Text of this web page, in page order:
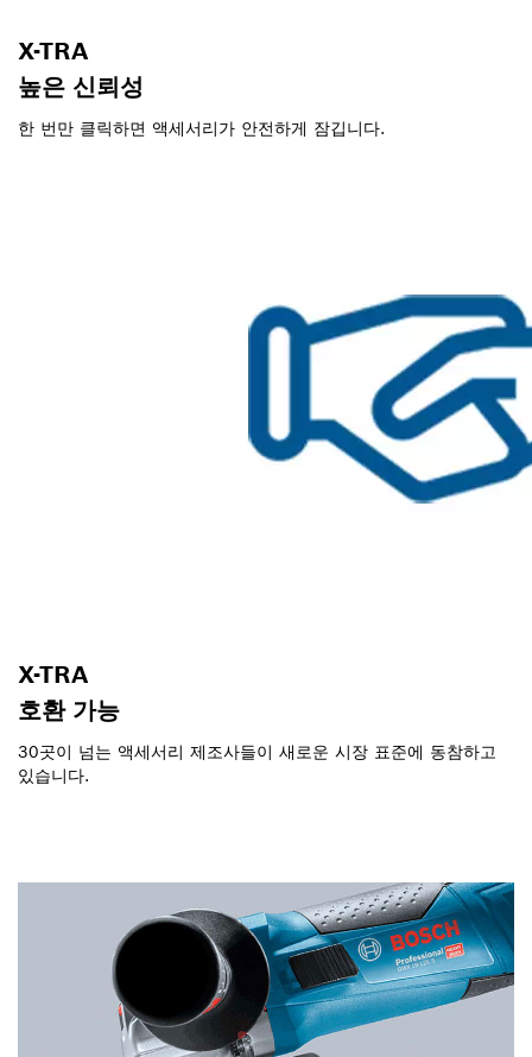
X-TRA
높은 신뢰성
한 번만 클릭하면 액세서리가 안전하게 잠깁니다.
X-TRA
호환 가능
30곳이 넘는 액세서리 제조사들이 새로운 시장 표준에 동참하고
있습니다.